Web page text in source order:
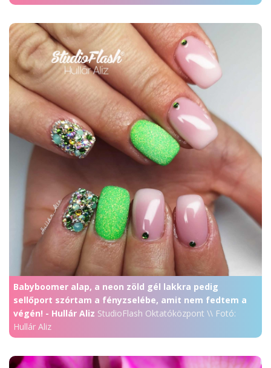
Babyboomer alap, a neon zöld gél lakkra pedig
sellőport szórtam a fényzselébe, amit nem fedtem a
végén! - Hullár Aliz StudioFlash Oktatóközpont \\ Fotó:
Hullár Aliz